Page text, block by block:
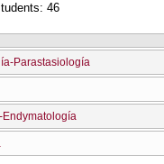
46
Parastasiología